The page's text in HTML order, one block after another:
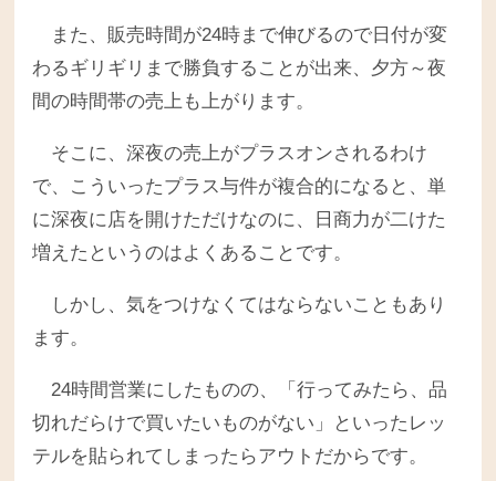
また、販売時間が24時まで伸びるので日付が変
わるギリギリまで勝負することが出来、夕方～夜
間の時間帯の売上も上がります。
そこに、深夜の売上がプラスオンされるわけ
で、こういったプラス与件が複合的になると、単
に深夜に店を開けただけなのに、日商力が二けた
増えたというのはよくあることです。
しかし、気をつけなくてはならないこともあり
ます。
24時間営業にしたものの、「行ってみたら、品
切れだらけで買いたいものがない」といったレッ
テルを貼られてしまったらアウトだからです。